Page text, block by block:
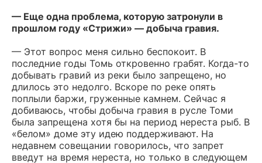
— Еще одна проблема, которую затронули в
прошлом году «Стрижи» — добыча гравия.
— Этот вопрос меня сильно беспокоит. В
последние годы Томь откровенно грабят. Когда-то
добывать гравий из реки было запрещено, но
длилось это недолго. Вскоре по реке опять
поплыли баржи, груженные камнем. Сейчас я
добиваюсь, чтобы добыча гравия в русле Томи
была запрещена хотя бы на период нереста рыб. В
«белом» доме эту идею поддерживают. На
недавнем совещании говорилось, что запрет
введут на время нереста, но только в следующем